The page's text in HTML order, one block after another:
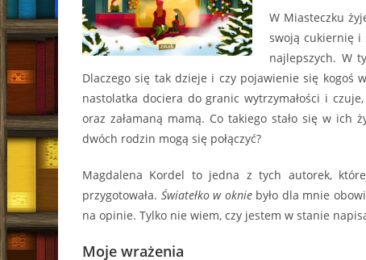
W Miasteczku
swoją cukiernię i
najlepszych. W
Dlaczego się tak dzieje i czy pojawienie się kogoś
nastolatka dociera do granic wytrzymałości i
oraz załamaną mamą. Co takiego stało się w ich
dwóch rodzin mogą się połączyć?
Magdalena Kordel to jedna z tych autorek,
przygotowała. Światełko w okniebyło dla mnie
na opinie. Tylko nie wiem, czy jestem w stanie
Moje wrażenia